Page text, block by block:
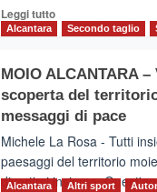
Leggi tuttoLeggi
Torna
la
Supermaratona
Alcantara Secondo taglio
MOIO ALCANTARA
scoperta del
messaggi di pace
Michele La Rosa - Tutti
paesaggi del territorio
divertirsi insieme.
Alcantara Altri sport